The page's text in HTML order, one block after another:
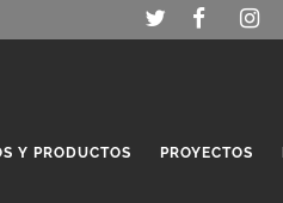
Y PRODUCTOS PROYECTOS